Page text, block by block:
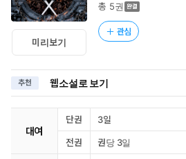
미리보기
총 5권
관심
추천 웹소설로 보기
대여
단권 3일
전권 권당 3일